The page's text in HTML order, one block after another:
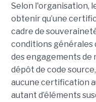
Selon l'organisation,
obtenir qu’une
cadre de
conditions générales
des engagements de
dépôt de code
aucune certification
autant d’éléments